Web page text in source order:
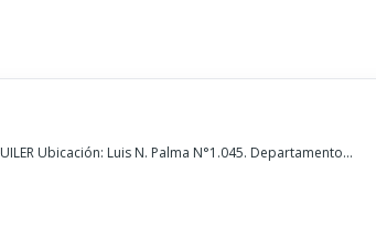
Ubicación: Luis N. Palma N°1.045. Departamento...